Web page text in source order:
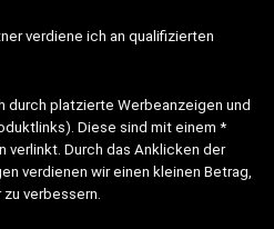
verdiene ich an qualifizierten
durch platzierte Werbeanzeigen und
Diese sind mit einem *
verlinkt. Durch das Anklicken der
verdienen wir einen kleinen Betrag,
verbessern.